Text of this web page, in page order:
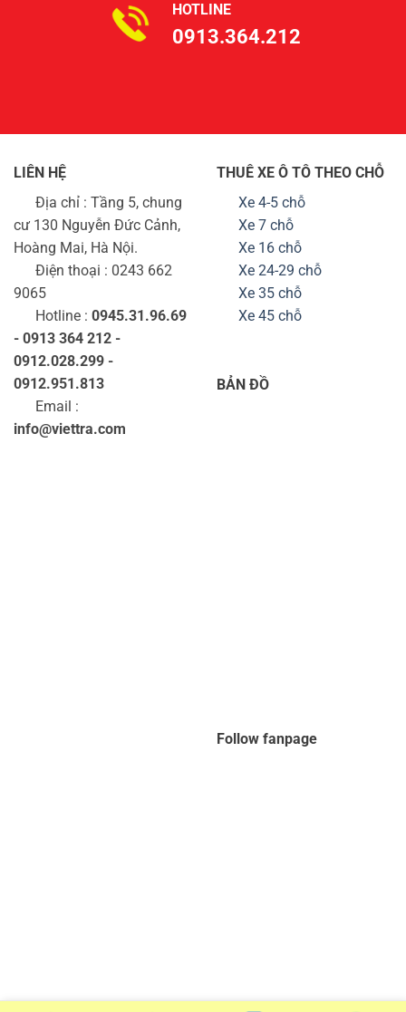
HOTLINE
0913.364.212
LIÊN HỆ
Địa chỉ : Tầng 5, chung
cư 130 Nguyễn Đức Cảnh,
Hoàng Mai, Hà Nội.
Điện thoại : 0243 662
9065
Hotline : 0945.31.96.69
- 0913 364 212 -
0912.028.299 -
0912.951.813
Email :
info@viettra.com
THUÊ XE Ô TÔ THEO CHỖ
Xe 4-5 chỗ
Xe 7 chỗ
Xe 16 chỗ
Xe 24-29 chỗ
Xe 35 chỗ
Xe 45 chỗ
BẢN ĐỒ
Follow fanpage